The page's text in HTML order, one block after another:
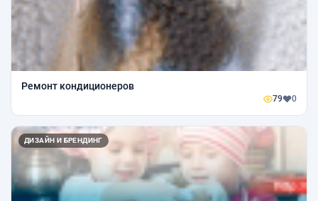
Ремонт кондиционеров
79 0
ДИЗАЙН И БРЕНДИНГ